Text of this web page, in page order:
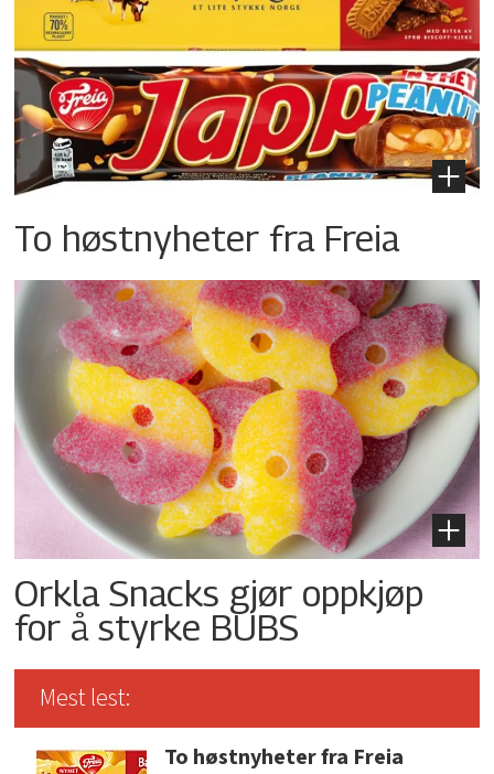
To høstnyheter fra Freia
Orkla Snacks gjør oppkjøp
for å styrke BUBS
Mest lest:
To høstnyheter fra Freia